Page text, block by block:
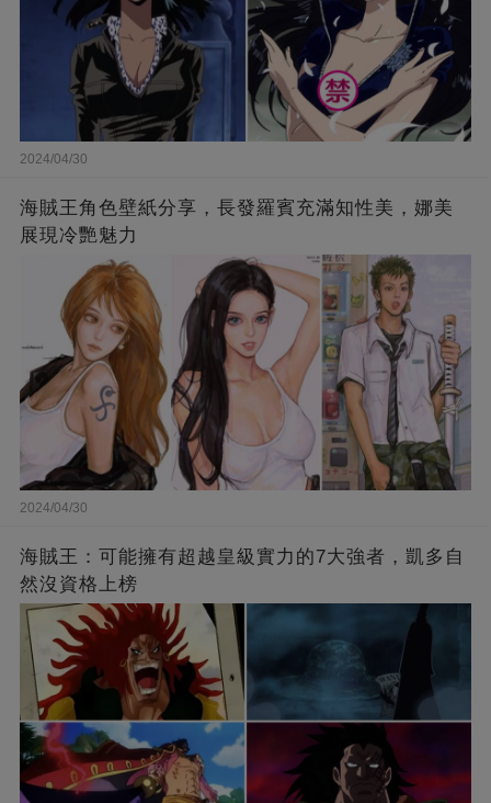
2024/04/30
海賊王角色壁紙分享，長發羅賓充滿知性美，娜美
展現冷艷魅力
2024/04/30
海賊王：可能擁有超越皇級實力的7大強者，凱多自
然沒資格上榜